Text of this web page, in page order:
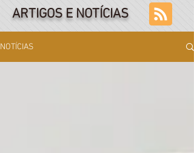
ARTIGOS E NOTÍCIAS
NOTÍCIAS